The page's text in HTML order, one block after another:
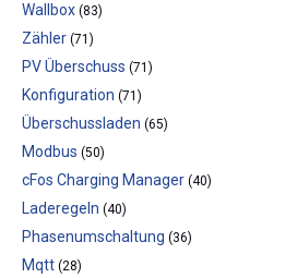
Wallbox (83)
Zähler (71)
PV Überschuss (71)
Konfiguration (71)
Überschussladen (65)
Modbus (50)
cFos Charging Manager (40)
Laderegeln (40)
Phasenumschaltung (36)
Mqtt (28)